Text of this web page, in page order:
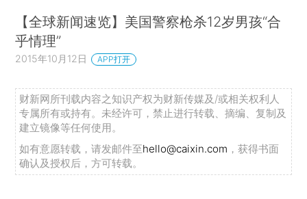
【全球新闻速览】美国警察枪杀12岁男孩“合
乎情理”
2015年10月12日 APP打开
财新网所刊载内容之知识产权为财新传媒及/或相关权利人
专属所有或持有。未经许可，禁止进行转载、摘编、复制及
建立镜像等任何使用。
如有意愿转载，请发邮件至hello@caixin.com ，获得书面
确认及授权后，方可转载。